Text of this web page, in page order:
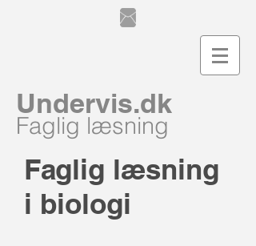
Faglig læsning
i biologi
Undervis.dk
Faglig læsning